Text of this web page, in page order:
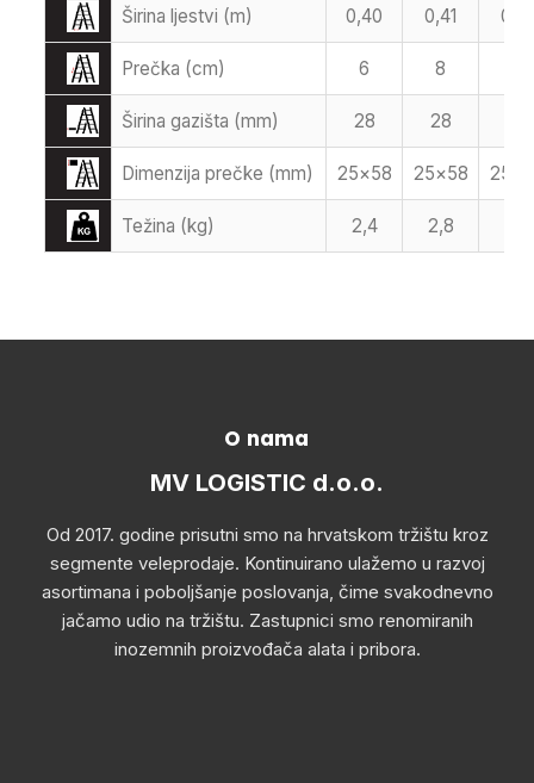
Širina ljestvi (m) 0,40 0,41 0,41
Prečka (cm) 6 8
Širina gazišta (mm) 28 28
Dimenzija prečke (mm) 25×58 25×58
Težina (kg) 2,4 2,8
O nama
MV LOGISTIC d.o.o.
Od 2017. godine prisutni smo na hrvatskom tržištu kroz
segmente veleprodaje. Kontinuirano ulažemo u razvoj
asortimana i poboljšanje poslovanja, čime svakodnevno
jačamo udio na tržištu. Zastupnici smo renomiranih
inozemnih proizvođača alata i pribora.